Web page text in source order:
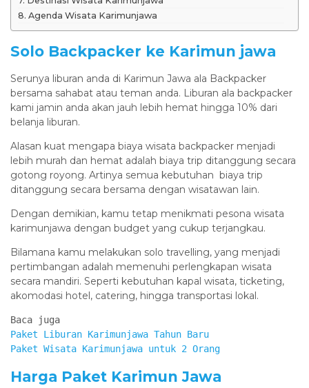
Agenda Wisata Karimunjawa
Solo Backpacker ke Karimun jawa
Serunya liburan anda di Karimun Jawa ala Backpacker
bersama sahabat atau teman anda. Liburan ala backpacker
kami jamin anda akan jauh lebih hemat hingga 10% dari
belanja liburan.
Alasan kuat mengapa biaya wisata backpacker menjadi
lebih murah dan hemat adalah biaya trip ditanggung secara
gotong royong. Artinya semua kebutuhan biaya trip
ditanggung secara bersama dengan wisatawan lain.
Dengan demikian, kamu tetap menikmati pesona wisata
karimunjawa dengan budget yang cukup terjangkau.
Bilamana kamu melakukan solo travelling, yang menjadi
pertimbangan adalah memenuhi perlengkapan wisata
secara mandiri. Seperti kebutuhan kapal wisata, ticketing,
akomodasi hotel, catering, hingga transportasi lokal.
Paket Liburan Karimunjawa Tahun Baru
Paket Wisata Karimunjawa untuk 2 Orang
Harga Paket Karimun Jawa